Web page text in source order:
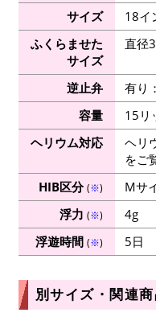
サイズ
18イ
ふくらませた
サイズ
直径
逆止弁
有り
容量
15リ
ヘリウム対応
ヘリ
をご
HIB区分(※)
Mサ
浮力 (※)
4g
浮遊時間 (※) 5日
別サイズ・関連